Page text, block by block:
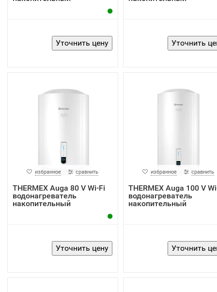
избранное сравнить
THERMEX Auga 80 V Wi-Fi
водонагреватель
накопительный
избранное сравнить
THERMEX Auga 100 V
водонагреватель
накопительный